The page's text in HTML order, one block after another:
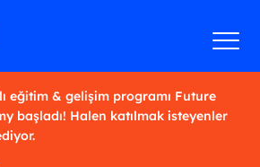
eğitim & gelişim programı Future
başladı! Halen katılmak isteyenler